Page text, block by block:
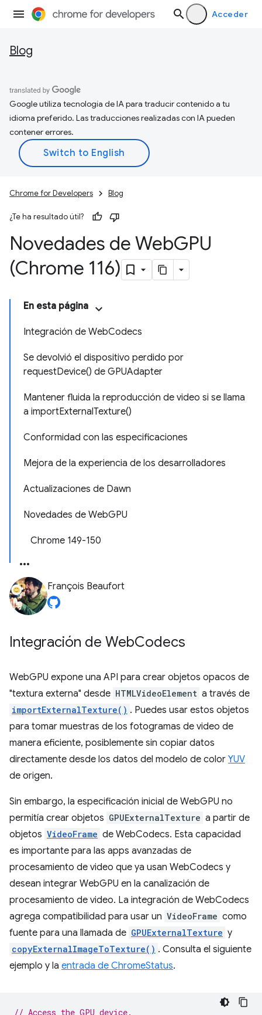
Acceder
Blog
Google utiliza tecnología de IA para traducir contenido a tu
idioma preferido. Las traducciones realizadas con IA pueden
contener errores.
Chrome for Developers Blog
¿Te ha resultado útil?
Novedades de WebGPU
(Chrome 116)
En esta página
Integración de WebCodecs
Se devolvió el dispositivo perdido por
requestDevice() de GPUAdapter
Mantener fluida la reproducción de video si se llama
a importExternalTexture()
Conformidad con las especificaciones
Mejora de la experiencia de los desarrolladores
Actualizaciones de Dawn
Novedades de WebGPU
Chrome 149-150
François Beaufort
Integración de WebCodecs
WebGPU expone una API para crear objetos opacos de
"textura externa" desde HTMLVideoElement a través de
importExternalTexture() . Puedes usar estos objetos
para tomar muestras de los fotogramas de video de
manera eficiente, posiblemente sin copiar datos
directamente desde los datos del modelo de color YUV
de origen.
Sin embargo, la especificación inicial de WebGPU no
permitía crear objetos GPUExternalTexture a partir de
objetos VideoFrame de WebCodecs. Esta capacidad
es importante para las apps avanzadas de
procesamiento de video que ya usan WebCodecs y
desean integrar WebGPU en la canalización de
procesamiento de video. La integración de WebCodecs
agrega compatibilidad para usar un VideoFrame como
fuente para una llamada de GPUExternalTexture y
copyExternalImageToTexture() . Consulta el siguiente
ejemplo y la entrada de ChromeStatus.
// Access the GPU device.